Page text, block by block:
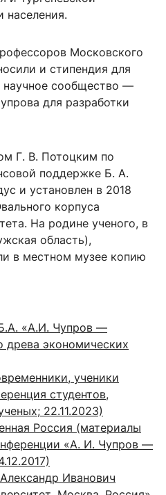
населения.
Московского
и стипендия для
научное сообщество —
для разработки
Г. В. Потоцким по
поддержке Б. А.
и установлен в 2018
корпуса
На родине ученого, в
область),
в местном музее копию
«А.И. Чупров —
древа экономических
ученики
студентов,
22.11.2023)
Россия (материалы
«А. И. Чупров —
Александр Иванович